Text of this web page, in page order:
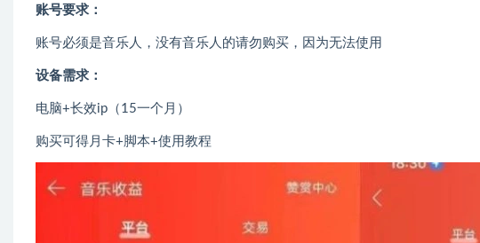
账号要求：
账号必须是音乐人，没有音乐人的请勿购买，因为无法使用
设备需求：
电脑+长效ip（15一个月）
购买可得月卡+脚本+使用教程